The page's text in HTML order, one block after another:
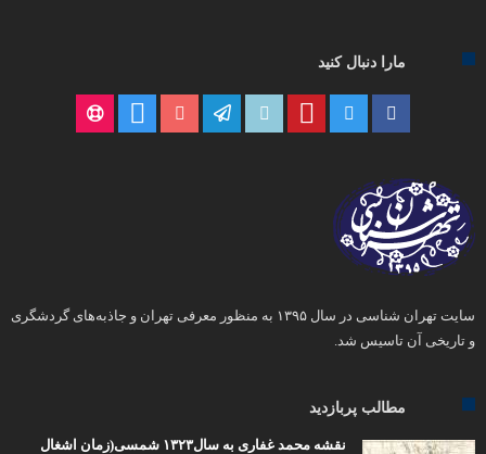
مارا دنبال کنید
سایت تهران شناسی در سال ۱۳۹۵ به منظور معرفی تهران و جاذبه‌های گردشگری
و تاریخی آن تاسیس شد.
مطالب پربازدید
نقشه محمد غفاری به سال۱۳۲۳ شمسی(زمان اشغال